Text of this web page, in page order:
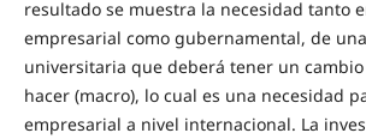
resultado se muestra la necesidad tanto
empresarial como gubernamental, de
universitaria que deberá tener un
hacer (macro), lo cual es una necesidad
empresarial a nivel internacional. La